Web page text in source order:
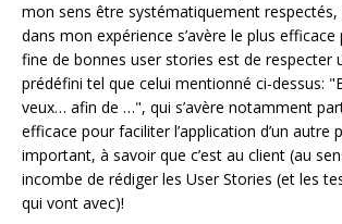
mon sens être systématiquement respectés,
dans mon expérience s’avère le plus
fine de bonnes user stories est de respecter
prédéfini tel que celui mentionné ci-dessus:
veux… afin de …", qui s’avère notamment
efficace pour faciliter l’application d’un autre
important, à savoir que c’est au client (au
incombe de rédiger les User Stories (et les
qui vont avec)!